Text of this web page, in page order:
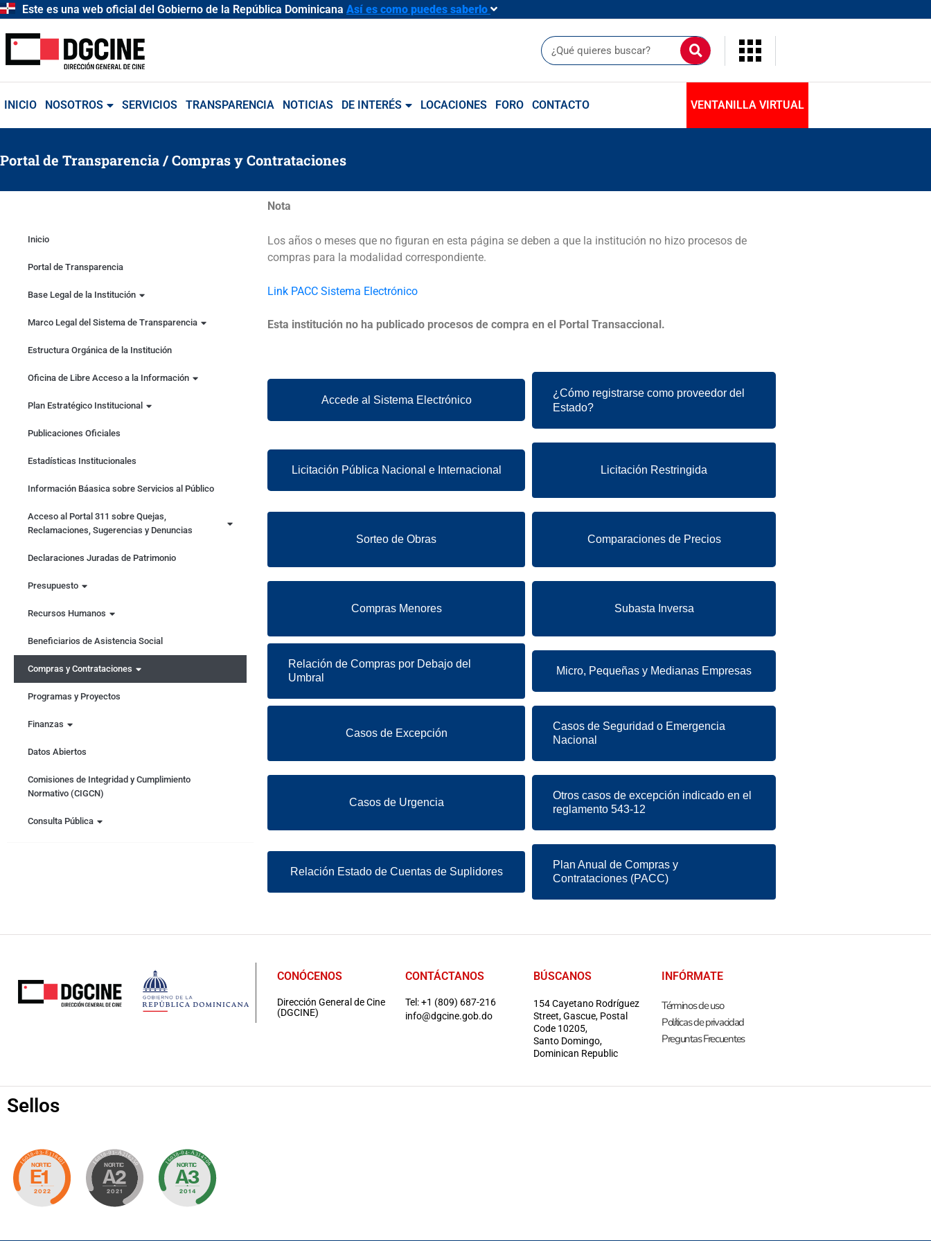
Ir
contenido
Este es una web oficial del Gobierno de la República Dominicana Así es como puedes saberlo
Buscar
INICIO NOSOTROS SERVICIOS TRANSPARENCIA NOTICIAS DE INTERÉS LOCACIONES FORO CONTACTO VENTANILLA VIRTUAL
Portal de Transparencia/Compras y Contrataciones
Inicio
Portal de Transparencia
Base Legal de la Institución
Marco Legal del Sistema de Transparencia
Estructura Orgánica de la Institución
Oficina de Libre Acceso a la Información
Plan Estratégico Institucional
Publicaciones Oficiales
Estadísticas Institucionales
Información Báasica sobre Servicios al Público
Acceso al Portal 311 sobre Quejas,
Reclamaciones, Sugerencias y Denuncias
Declaraciones Juradas de Patrimonio
Presupuesto
Recursos Humanos
Beneficiarios de Asistencia Social
Compras y Contrataciones
Programas y Proyectos
Finanzas
Datos Abiertos
Comisiones de Integridad y Cumplimiento
Normativo (CIGCN)
Consulta Pública
Nota
Los años o meses que no figuran en esta página se deben a que la institución no hizo procesos de
compras para la modalidad correspondiente.
Link PACC Sistema Electrónico
Esta institución no ha publicado procesos de compra en el Portal Transaccional.
Accede al Sistema Electrónico
¿Cómo registrarse como proveedor del
Estado?
Licitación Pública Nacional e Internacional Licitación Restringida
Sorteo de Obras Comparaciones de Precios
Compras Menores Subasta Inversa
Relación de Compras por Debajo del
Umbral
Micro, Pequeñas y Medianas Empresas
Casos de Excepción
Casos de Seguridad o Emergencia
Nacional
Casos de Urgencia
Otros casos de excepción indicado en el
reglamento 543-12
Relación Estado de Cuentas de Suplidores
Plan Anual de Compras y
Contrataciones (PACC)
CONÓCENOS
Dirección General de Cine
(DGCINE)
CONTÁCTANOS
Tel: +1 (809) 687-216
info@dgcine.gob.do
BÚSCANOS
154 Cayetano Rodríguez
Street, Gascue, Postal
Code 10205,
Santo Domingo,
Dominican Republic
INFÓRMATE
Términos de uso
Políticas de privacidad
Preguntas Frecuentes
Sellos